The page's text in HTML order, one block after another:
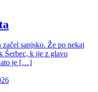
sanjsko. Že po nekaj
Šerbec, k ije z glavo
je […]